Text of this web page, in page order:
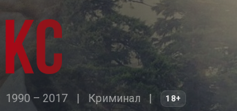
1990 – 2017 Криминал 18+